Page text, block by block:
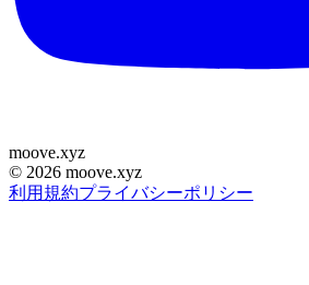
moove.xyz
© 2026 moove.xyz
利用規約プライバシーポリシー